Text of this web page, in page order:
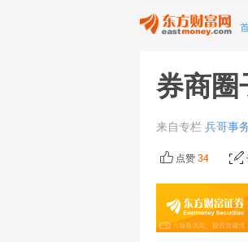
券商圈
来自专栏 兵哥事
点赞 34